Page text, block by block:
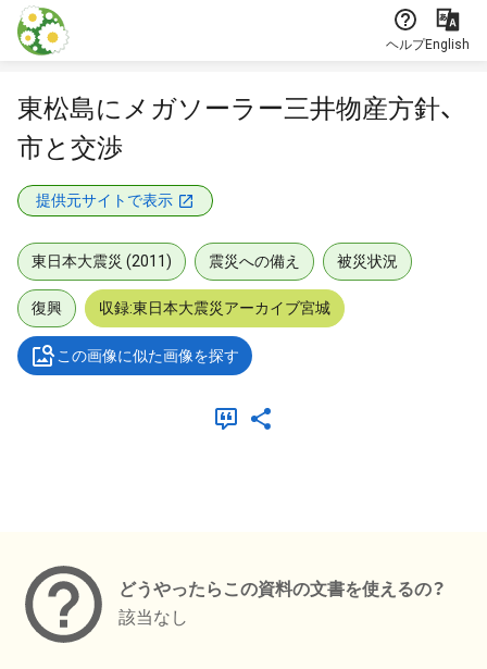
本文に飛ぶ
ヘルプEnglish
東松島にメガソーラー三井物産方針、
市と交渉
提供元サイトで表示
東日本大震災 (2011) 震災への備え 被災状況
復興 収録:東日本大震災アーカイブ宮城
この画像に似た画像を探す
どうやったらこの資料の文書を使えるの？
該当なし